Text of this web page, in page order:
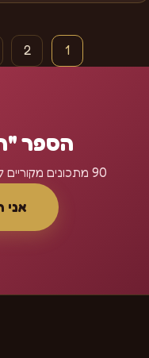
pagination
1
2
הספר
90 מתכונים מקוריים ללא גלוטן לכל חגי השנה. 179 ₪.
אני